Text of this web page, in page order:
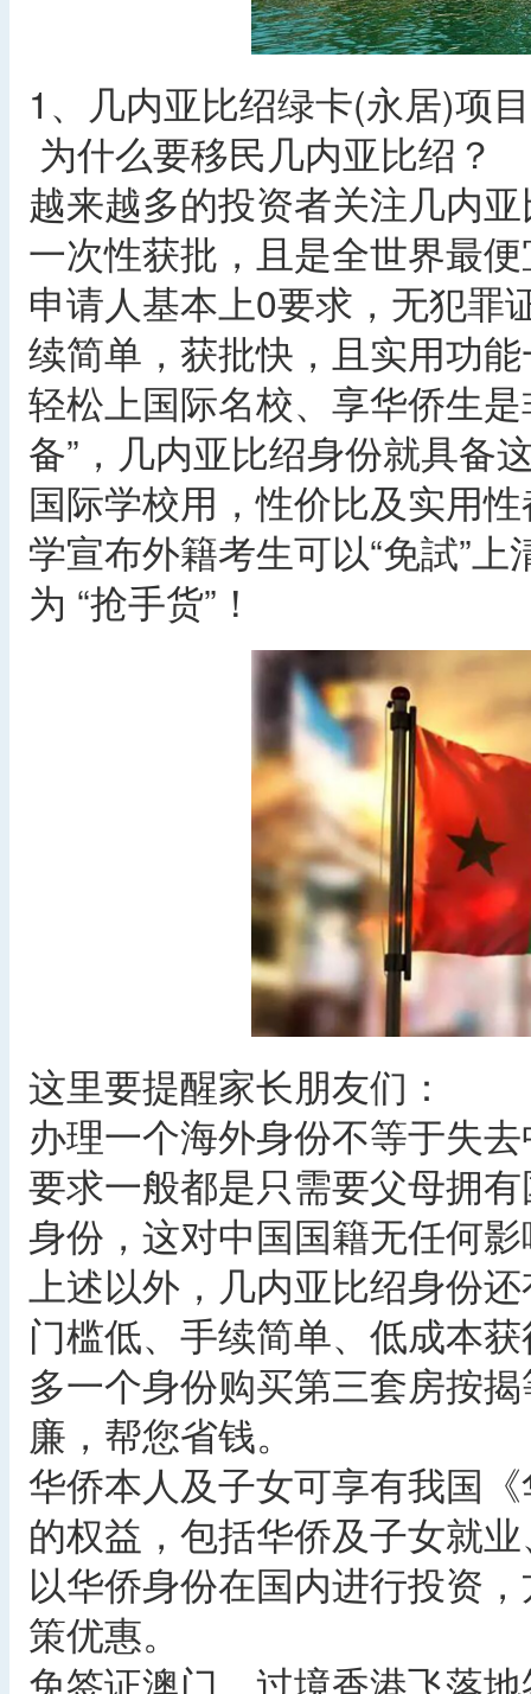
1、几内亚比绍绿卡(永居)项目
为什么要移民几内亚比绍？
越来越多的投资者关注几内
一次性获批，且是全世界最
申请人基本上0要求，无犯罪
续简单，获批快，且实用功
轻松上国际名校、享华侨生
备”，几内亚比绍身份就具备
国际学校用，性价比及实用
学宣布外籍考生可以“免試”
为 “抢手货”！
这里要提醒家长朋友们：
办理一个海外身份不等于失
要求一般都是只需要父母拥
身份，这对中国国籍无任何
上述以外，几内亚比绍身份
门槛低、手续简单、低成本
多一个身份购买第三套房按
廉，帮您省钱。
华侨本人及子女可享有我国
的权益，包括华侨及子女就
以华侨身份在国内进行投资
策优惠。
免签证澳门，过境香港飞落